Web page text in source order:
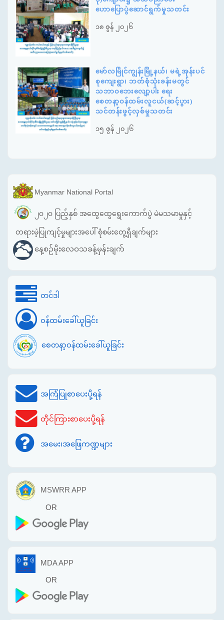
ဟောပြောပွဲဆောင်ရွက်မှုသတင်း
၁၈ ဇွန် ၂၀၂၆
မော်လမြိုင်ကျွန်းမြို့နယ်၊ မရဲ့အုန်းပင်
စုကျေးရွာ၊ ဘတ်စုံသုံးခန်းမတွင်
သဘာဝဘေးလျော့ပါး ရေး
စေတနာ့ဝန်ထမ်းလူငယ်(ဆင့်ပွား)
သင်တန်းဖွင့်လှစ်မှုသတင်း
၁၅ ဇွန် ၂၀၂၆
Myanmar National Portal
၂၀၂၀ ပြည့်နှစ် အထွေထွေရွေးကောက်ပွဲ မဲမသမာမှုနှင့်
တရားမဲ့ပြုကျင့်မှုများအပေါ် စုံစမ်းတွေ့ရှိချက်များ
နေ့စဉ်မိုးလေဝသခန့်မှန်းချက်
တင်ဒါ
ဝန်ထမ်းခေါ်ယူခြင်း
စေတနာ့ဝန်ထမ်းခေါ်ယူခြင်း
အကြံပြုစာပေးပို့ရန်
တိုင်ကြားစာပေးပို့ရန်
အမေး၊အဖြေကဏ္ဍများ
MSWRR APP
OR
MDA APP
OR